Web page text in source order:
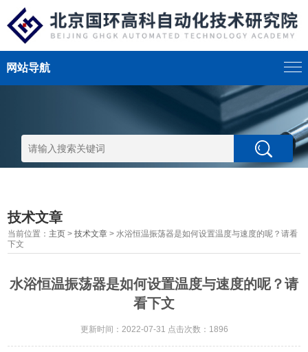
网站导航
技术文章
当前位置： 主页 >技术文章 > 水浴恒温振荡器是如何设置温度与速度的呢？请看
下文
水浴恒温振荡器是如何设置温度与速度的呢？请
看下文
更新时间：2022-07-31 点击次数：1896